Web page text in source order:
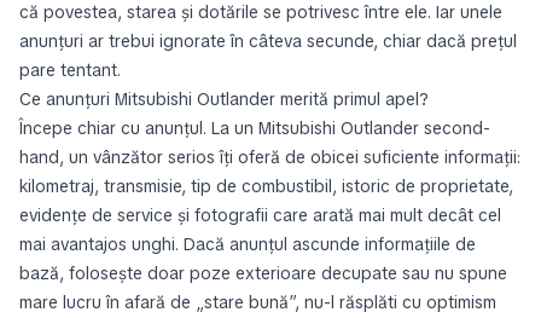
că povestea, starea și dotările se potrivesc între ele. Iar unele
anunțuri ar trebui ignorate în câteva secunde, chiar dacă prețul
pare tentant.
Ce anunțuri Mitsubishi Outlander merită primul apel?
Începe chiar cu anunțul. La un Mitsubishi Outlander second-
hand, un vânzător serios îți oferă de obicei suficiente informații:
kilometraj, transmisie, tip de combustibil, istoric de proprietate,
evidențe de service și fotografii care arată mai mult decât cel
mai avantajos unghi. Dacă anunțul ascunde informațiile de
bază, folosește doar poze exterioare decupate sau nu spune
mare lucru în afară de „stare bună”, nu-l răsplăti cu optimism